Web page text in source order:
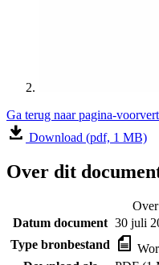
Ga terug naar pagina-
Download (pdf, 1 MB)
Over dit
Datum document 30 juli
Type bronbestand